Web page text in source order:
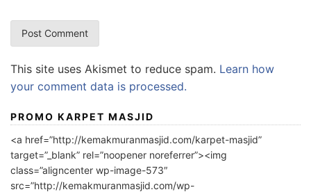
This site uses Akismet to reduce spam. Learn how
your comment data is processed.
PROMO KARPET MASJID
<a href=”http://kemakmuranmasjid.com/karpet-masjid”
target=”_blank” rel=”noopener noreferrer”><img
class=”aligncenter wp-image-573″
src=”http://kemakmuranmasjid.com/wp-